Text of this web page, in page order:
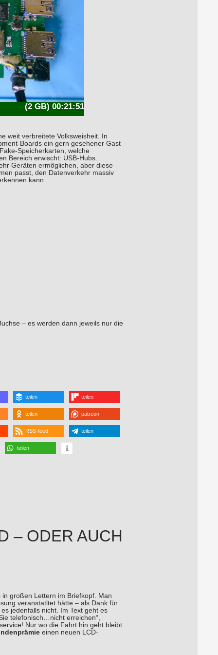
(2 GB) 00:21:51
weit verbreitete Volksweisheit. In
Boards ein gern gesehener Gast
Speicherkarten, welche
Bereich erwischt: USB-Hubs.
Geräten ermöglichen, aber diese
passt, den Datenverkehr massiv
kann.
– es werden dann jeweils nur die
teilen teilen
teilen patreon
RSS-feed teilen
teilen
– ODER AUCH
großen Lettern im Briefkopf. Man
veranstatltet hätte – als Dank für
jedenfalls nicht. Im Text geht es
telefonisch…nicht erreichen“,
Nur wo die Fahrt hin geht bleibt
einen neuen LCD-